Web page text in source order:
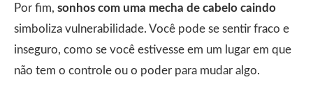
Por fim, sonhos com uma mecha de cabelo caindo
simboliza vulnerabilidade. Você pode se sentir fraco e
inseguro, como se você estivesse em um lugar em que
não tem o controle ou o poder para mudar algo.